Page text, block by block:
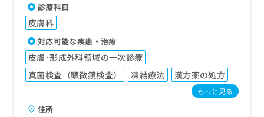
診療科目
皮膚科
対応可能な疾患・治療
皮膚･形成外科領域の一次診療
真菌検査（顕微鏡検査）
凍結療法 漢方薬の処方
もっと見る
住所